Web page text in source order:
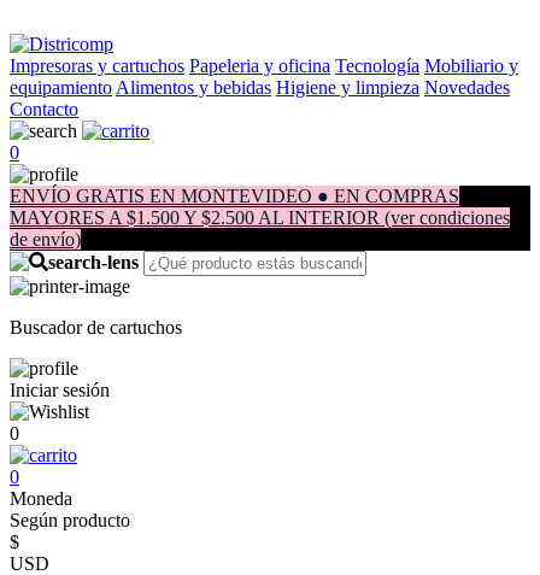
Impresoras y cartuchos Papeleria y oficina Tecnología Mobiliario y
equipamiento Alimentos y bebidas Higiene y limpieza Novedades
Contacto
0
ENVÍO GRATIS EN MONTEVIDEO ● EN COMPRAS
MAYORES A $1.500 Y $2.500 AL INTERIOR (ver condiciones
de envío)
Buscador de cartuchos
Iniciar sesión
0
0
Moneda
Según producto
$
USD